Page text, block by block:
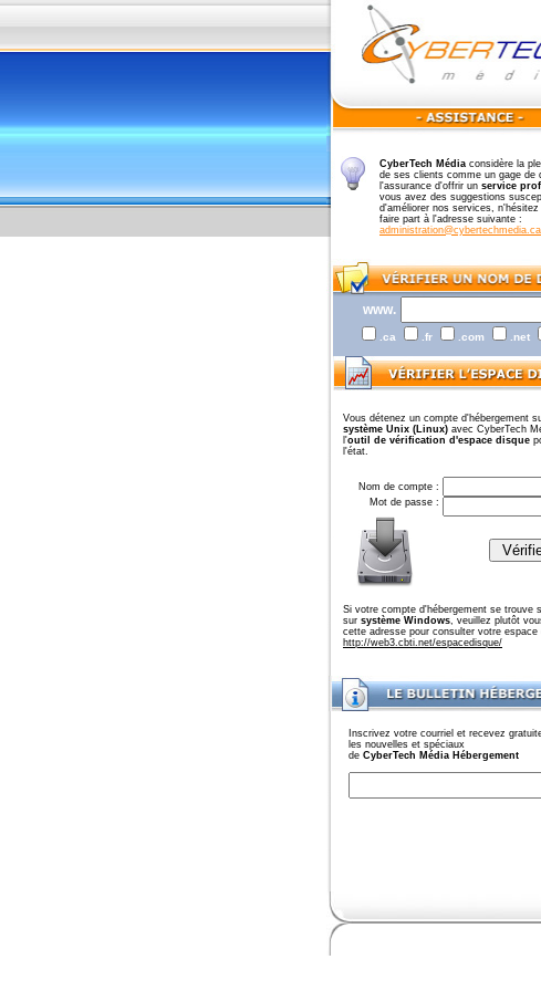
CyberTech Média considère la
de ses clients comme un gage de
l'assurance d'offrir un service
vous avez des suggestions
d'améliorer nos services,
faire part à l'adresse suivante :
administration@cybertechmedia.ca
www.
.ca .fr .com .net
Vous détenez un compte d'hébergement
système Unix (Linux) avec CyberTech
l'outil de vérification d'espace disque
l'état.
Nom de compte :
Mot de passe :
Si votre compte d'hébergement se trouve
sur système Windows, veuillez plutôt
cette adresse pour consulter votre espace
http://web3.cbti.net/espacedisque/
Inscrivez votre courriel et recevez
les nouvelles et spéciaux
de CyberTech Média Hébergement